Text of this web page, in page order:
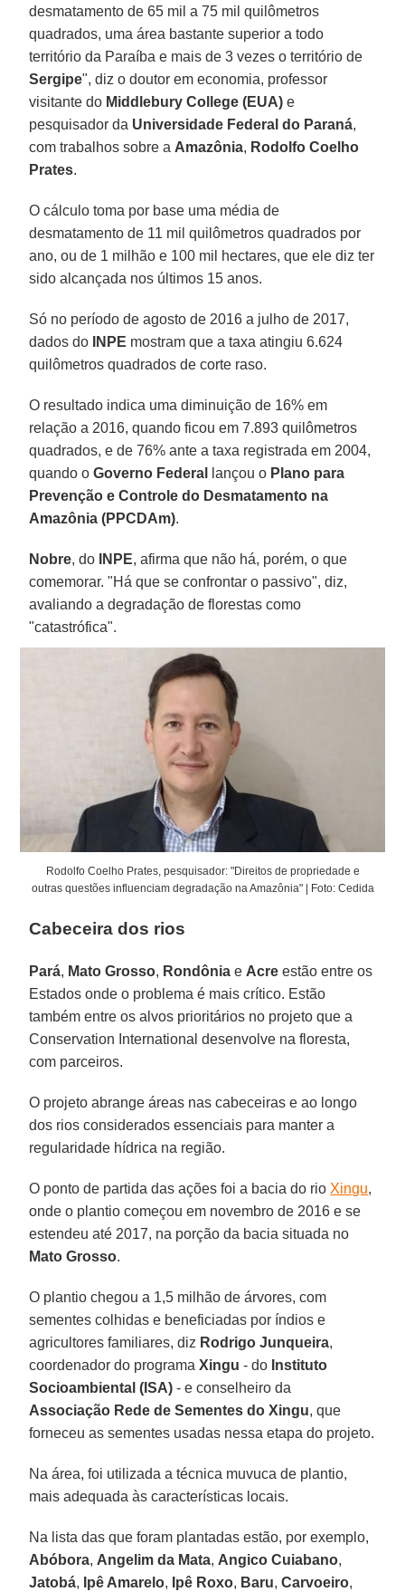
desmatamento de 65 mil a 75 mil quilômetros
quadrados, uma área bastante superior a todo
território da Paraíba e mais de 3 vezes o território de
Sergipe", diz o doutor em economia, professor
visitante do Middlebury College (EUA) e
pesquisador da Universidade Federal do Paraná,
com trabalhos sobre a Amazônia, Rodolfo Coelho
Prates.
O cálculo toma por base uma média de
desmatamento de 11 mil quilômetros quadrados por
ano, ou de 1 milhão e 100 mil hectares, que ele diz ter
sido alcançada nos últimos 15 anos.
Só no período de agosto de 2016 a julho de 2017,
dados do
INPE mostram que a taxa atingiu 6.624
quilômetros quadrados de corte raso.
O resultado indica uma diminuição de 16% em
relação a 2016, quando ficou em 7.893 quilômetros
quadrados, e de 76% ante a taxa registrada em 2004,
quando oGoverno Federal lançou o Plano para
Prevenção e Controle do Desmatamento na
Amazônia (PPCDAm).
Nobre, do INPE, afirma que não há, porém, o que
comemorar. "Há que se confrontar o passivo", diz,
avaliando a degradação de florestas como
"catastrófica".
Rodolfo Coelho Prates, pesquisador: "Direitos de propriedade e
outras questões influenciam degradação na Amazônia" | Foto: Cedida
Cabeceira dos rios
Pará, Mato Grosso, Rondônia eAcre estão entre os
Estados onde o problema é mais crítico. Estão
também entre os alvos prioritários no projeto que a
Conservation International desenvolve na floresta,
com parceiros.
O projeto abrange áreas nas cabeceiras e ao longo
dos rios considerados essenciais para manter a
regularidade hídrica na região.
O ponto de partida das ações foi a bacia do rioXingu,
onde o plantio começou em novembro de 2016 e se
estendeu até 2017, na porção da bacia situada no
Mato Grosso.
O plantio chegou a 1,5 milhão de árvores, com
sementes colhidas e beneficiadas por índios e
agricultores familiares, diz Rodrigo Junqueira,
coordenador do programaXingu - do Instituto
Socioambiental (ISA) - e conselheiro da
Associação Rede de Sementes do Xingu, que
forneceu as sementes usadas nessa etapa do projeto.
Na área, foi utilizada a técnica muvuca de plantio,
mais adequada às características locais.
Na lista das que foram plantadas estão, por exemplo,
Abóbora,Angelim da Mata,Angico Cuiabano,
Jatobá, Ipê Amarelo, Ipê Roxo, Baru,Carvoeiro,